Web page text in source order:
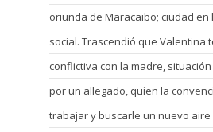
oriunda de Maracaibo; ciudad en
social. Trascendió que Valentina
conflictiva con la madre,
por un allegado, quien la
trabajar y buscarle un nuevo aire